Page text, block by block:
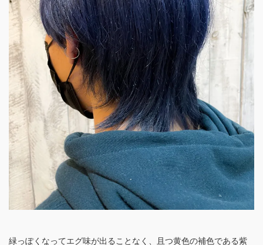
緑っぽくなってエグ味が出ることなく、且つ黄色の補色である紫